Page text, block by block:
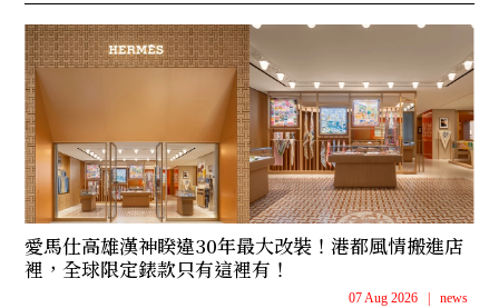
愛馬仕高雄漢神睽違30年最大改裝！港都風情搬進店
裡，全球限定錶款只有這裡有！
07 Aug 2026 news